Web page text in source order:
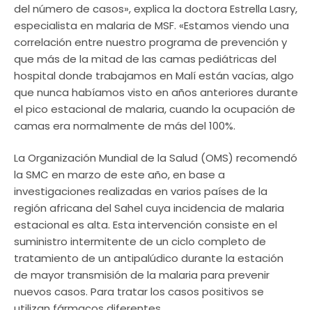
del número de casos», explica la doctora Estrella Lasry,
especialista en malaria de MSF. «Estamos viendo una
correlación entre nuestro programa de prevención y
que más de la mitad de las camas pediátricas del
hospital donde trabajamos en Malí están vacías, algo
que nunca habíamos visto en años anteriores durante
el pico estacional de malaria, cuando la ocupación de
camas era normalmente de más del 100%.
La Organización Mundial de la Salud (OMS) recomendó
la SMC en marzo de este año, en base a
investigaciones realizadas en varios países de la
región africana del Sahel cuya incidencia de malaria
estacional es alta. Esta intervención consiste en el
suministro intermitente de un ciclo completo de
tratamiento de un antipalúdico durante la estación
de mayor transmisión de la malaria para prevenir
nuevos casos. Para tratar los casos positivos se